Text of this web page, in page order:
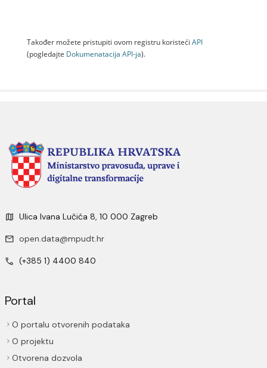
Također možete pristupiti ovom registru koristeći API
(pogledajte Dokumenаtаcijа API-jа).